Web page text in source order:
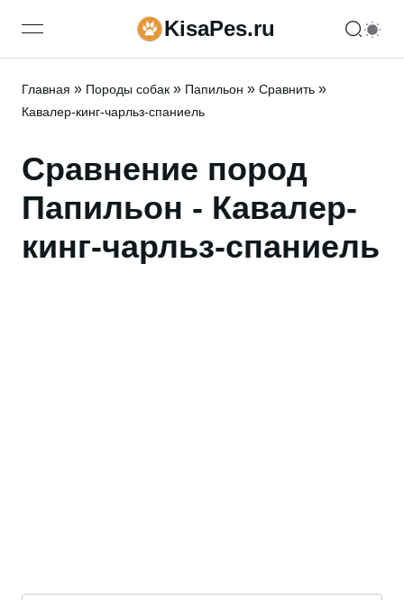
open navigation menuKisaPes.ru
Главная » Породы собак » Папильон » Сравнить »
Кавалер-кинг-чарльз-спаниель
Сравнение пород
Папильон - Кавалер-
кинг-чарльз-спаниель